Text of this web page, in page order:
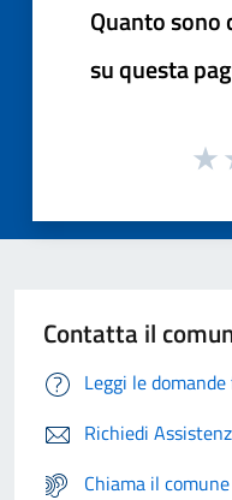
Quanto
su questa
Contatta il
Leggi le
Richiedi
Chiama il